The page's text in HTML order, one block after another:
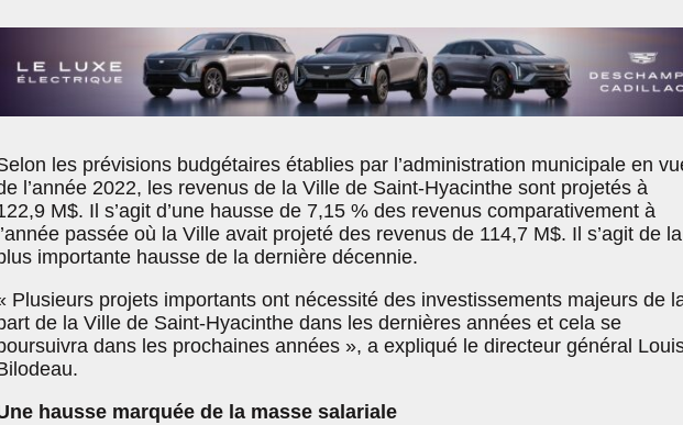
les prévisions budgétaires établies par l’administration municipale en
l’année 2022, les revenus de la Ville de Saint-Hyacinthe sont projetés à
M$. Il s’agit d’une hausse de 7,15 % des revenus comparativement à
l’année passée où la Ville avait projeté des revenus de 114,7 M$. Il s’agit de la
importante hausse de la dernière décennie.
Plusieurs projets importants ont nécessité des investissements majeurs de
de la Ville de Saint-Hyacinthe dans les dernières années et cela se
dans les prochaines années », a expliqué le directeur général
hausse marquée de la masse salariale